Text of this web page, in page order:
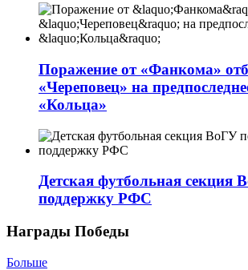
Поражение от «Фанкома»
«Череповец» на
«Кольца»
Детская футбольная секция
поддержку РФС
Награды Победы
Больше